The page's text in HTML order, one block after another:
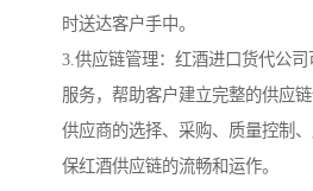
时送达客户手中。
3.供应链管理：红酒进口货代公
服务，帮助客户建立完整的供应
供应商的选择、采购、质量控制
保红酒供应链的流畅和运作。